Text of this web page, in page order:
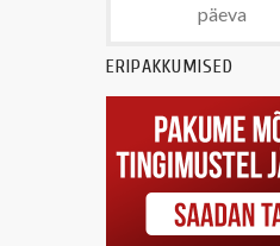
päeva
ERIPAKKUMISED